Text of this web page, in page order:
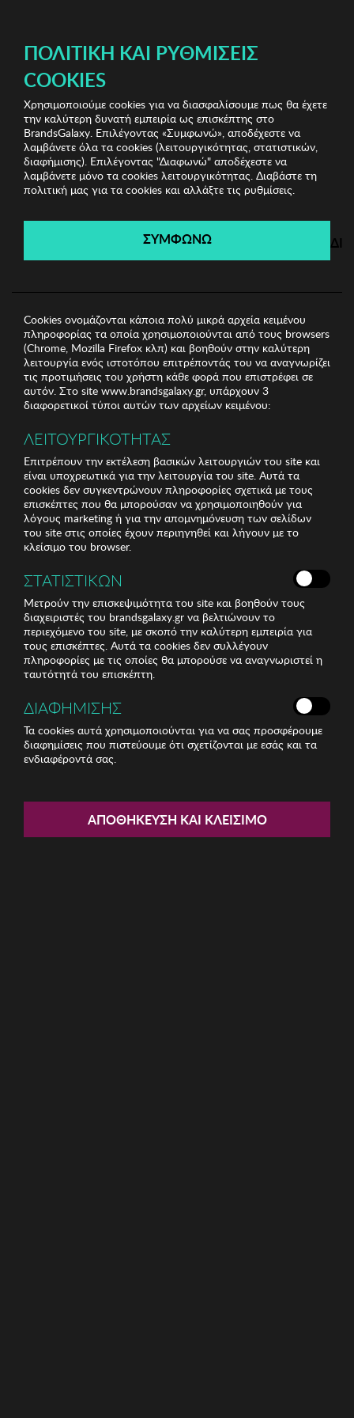
Jewels Shop Γυναικεία Σκουλαρίκια
Γυναικεία
Σκουλαρίκια Regina
Jewels Shop
Λήγει σε: 00ημέρες | 00ώρες 00λεπτά 00δευτ.
Γυναικεία Σκουλαρίκια Regina
ΠΟΛΙΤΙΚΉ ΚΑΙ ΡΥΘΜΊΣΕΙΣ
COOKIES
Χρησιμοποιούμε cookies για να διασφαλίσουμε πως θα έχετε
την καλύτερη δυνατή εμπειρία ως επισκέπτης στο
BrandsGalaxy. Επιλέγοντας «Συμφωνώ», αποδέχεστε να
λαμβάνετε όλα τα cookies (λειτουργικότητας, στατιστικών,
διαφήμισης). Επιλέγοντας "Διαφωνώ" αποδέχεστε να
λαμβάνετε μόνο τα cookies λειτουργικότητας. Διαβάστε τη
πολιτική μας για τα cookies και αλλάξτε τις ρυθμίσεις.
ΣΥΜΦΩΝΩ
Cookies ονομάζονται κάποια πολύ μικρά αρχεία κειμένου
πληροφορίας τα οποία χρησιμοποιούνται από τους browsers
(Chrome, Mozilla Firefox κλπ) και βοηθούν στην καλύτερη
λειτουργία ενός ιστοτόπου επιτρέποντάς του να αναγνωρίζει
τις προτιμήσεις του χρήστη κάθε φορά που επιστρέφει σε
αυτόν. Στο site www.brandsgalaxy.gr, υπάρχουν 3
διαφορετικοί τύποι αυτών των αρχείων κειμένου:
ΛΕΙΤΟΥΡΓΙΚΟΤΗΤΑΣ
Επιτρέπουν την εκτέλεση βασικών λειτουργιών του site και
είναι υποχρεωτικά για την λειτουργία του site. Αυτά τα
cookies δεν συγκεντρώνουν πληροφορίες σχετικά με τους
επισκέπτες που θα μπορούσαν να χρησιμοποιηθούν για
λόγους marketing ή για την απομνημόνευση των σελίδων
του site στις οποίες έχουν περιηγηθεί και λήγουν με το
κλείσιμο του browser.
ΣΤΑΤΙΣΤΙΚΩΝ
Μετρούν την επισκεψιμότητα του site και βοηθούν τους
διαχειριστές του brandsgalaxy.gr να βελτιώνουν το
περιεχόμενο του site, με σκοπό την καλύτερη εμπειρία για
τους επισκέπτες. Αυτά τα cookies δεν συλλέγουν
πληροφορίες με τις οποίες θα μπορούσε να αναγνωριστεί η
ταυτότητά του επισκέπτη.
ΔΙΑΦΗΜΙΣΗΣ
Τα cookies αυτά χρησιμοποιούνται για να σας προσφέρουμε
διαφημίσεις που πιστεύουμε ότι σχετίζονται με εσάς και τα
ενδιαφέροντά σας.
ΑΠΟΘΉΚΕΥΣΗ ΚΑΙ ΚΛΕΊΣΙΜΟ